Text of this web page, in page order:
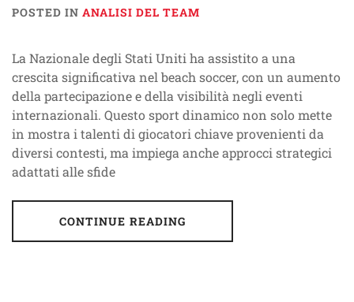
POSTED IN ANALISI DEL TEAM
La Nazionale degli Stati Uniti ha assistito a una
crescita significativa nel beach soccer, con un aumento
della partecipazione e della visibilità negli eventi
internazionali. Questo sport dinamico non solo mette
in mostra i talenti di giocatori chiave provenienti da
diversi contesti, ma impiega anche approcci strategici
adattati alle sfide
CONTINUE READING